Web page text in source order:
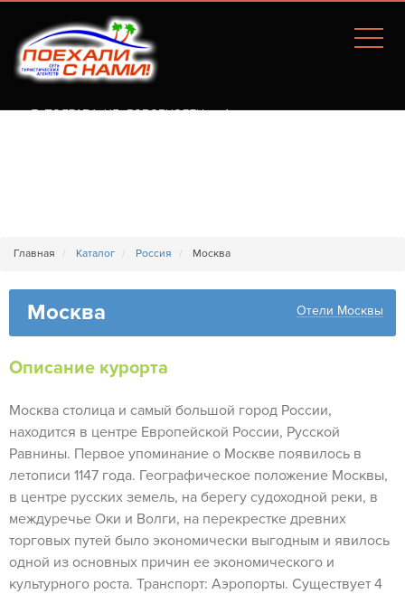
Г. ПОЛТАВА, УЛ. СОБОРНОСТИ, 77А
Главная Каталог Россия Москва
Москва Отели Москвы
Описание курорта
Москва столица и самый большой город России,
находится в центре Европейской России, Русской
Равнины. Первое упоминание о Москве появилось в
летописи 1147 года. Географическое положение Москвы,
в центре русских земель, на берегу судоходной реки, в
междуречье Оки и Волги, на перекрестке древних
торговых путей было экономически выгодным и явилось
одной из основных причин ее экономического и
культурного роста. Транспорт: Аэропорты. Существует 4